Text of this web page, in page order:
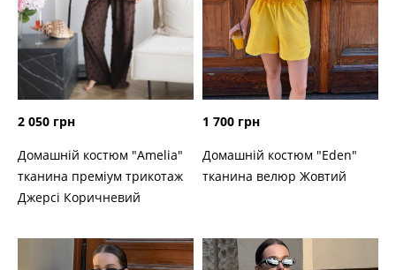
2 050 грн
Домашній костюм "Amelia"
тканина преміум трикотаж
Джерсі Коричневий
1 700 грн
Домашній костюм "Eden"
тканина велюр Жовтий